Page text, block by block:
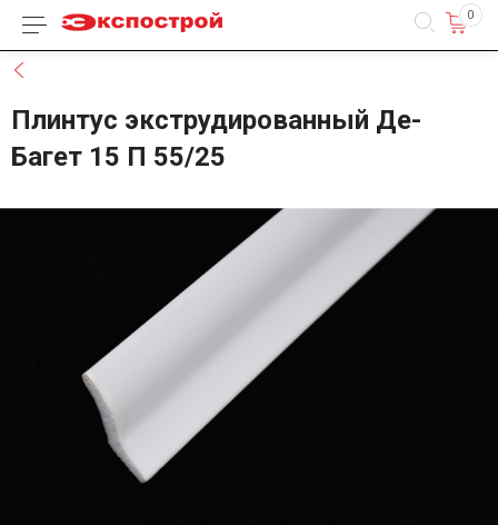
Каталог товаров 0
Плинтус экструдированный Де-
Багет 15 П 55/25